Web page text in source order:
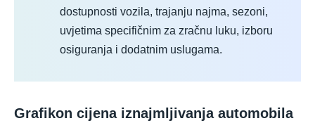
dostupnosti vozila, trajanju najma, sezoni,
uvjetima specifičnim za zračnu luku, izboru
osiguranja i dodatnim uslugama.
Grafikon cijena iznajmljivanja automobila